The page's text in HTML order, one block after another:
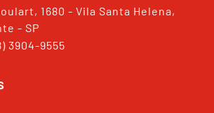
1680 - Vila Santa Helena,
- SP
3904-9555